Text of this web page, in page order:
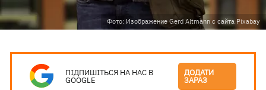
Фото: Изображение Gerd Altmann с сайта Pixabay
ПІДПИШІТЬСЯ НА НАС В
GOOGLE
ДОДАТИ
ЗАРАЗ